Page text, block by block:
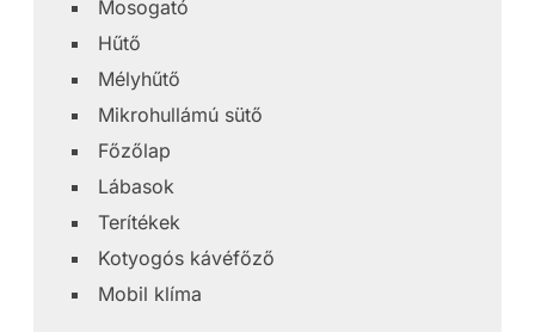
Mosogató
Hűtő
Mélyhűtő
Mikrohullámú sütő
Főzőlap
Lábasok
Terítékek
Kotyogós kávéfőző
Mobil klíma